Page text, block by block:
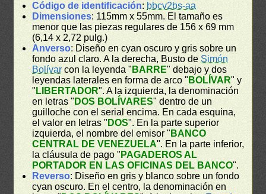
Código de identificación: bbcv2bs-aa
Dimensiones: 115mm x 55mm. El tamaño es
menor que las piezas regulares de 156 x 69 mm
(6,14 x 2,72 pulg.)
Anverso: Diseño en cyan oscuro y gris sobre un
fondo azul claro. A la derecha, Busto de Simón
Bolívarcon la leyenda " BARRE" debajo y dos
leyendas laterales en forma de arco " BOLÍVAR" y
" LIBERTADOR". A la izquierda, la denominación
en letras " DOS BOLÍVARES" dentro de un
guilloche con el serial encima. En cada esquina,
el valor en letras " DOS". En la parte superior
izquierda, el nombre del emisor " BANCO
CENTRAL DE VENEZUELA". En la parte inferior,
la cláusula de pago " PAGADEROS AL
PORTADOR EN LAS OFICINAS DEL BANCO".
Reverso: Diseño en gris y blanco sobre un fondo
cyan oscuro. En el centro, la denominación en